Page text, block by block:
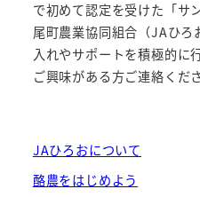
で初めて認定を受けた「サ
尾町農業協同組合（JAひろ
入れやサポートを積極的に
ご興味がある方ご連絡くださ
JAひろおについて
酪農をはじめよう